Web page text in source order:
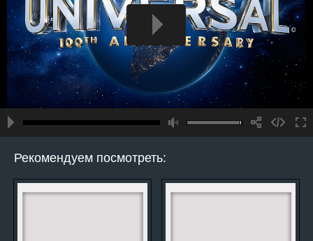
Рекомендуем посмотреть: